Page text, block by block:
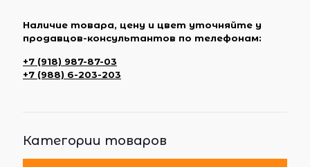
Наличие товара, цену и цвет уточняйте у
продавцов-консультантов по телефонам:
+7 (918) 987-87-03
+7 (988) 6-203-203
Категории товаров